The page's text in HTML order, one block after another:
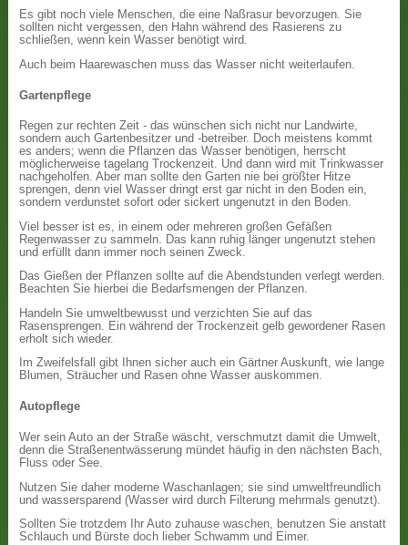
Es gibt noch viele Menschen, die eine Naßrasur bevorzugen. Sie
sollten nicht vergessen, den Hahn während des Rasierens zu
schließen, wenn kein Wasser benötigt wird.
Auch beim Haarewaschen muss das Wasser nicht weiterlaufen.
Gartenpflege
Regen zur rechten Zeit - das wünschen sich nicht nur Landwirte,
sondern auch Gartenbesitzer und -betreiber. Doch meistens kommt
es anders; wenn die Pflanzen das Wasser benötigen, herrscht
möglicherweise tagelang Trockenzeit. Und dann wird mit Trinkwasser
nachgeholfen. Aber man sollte den Garten nie bei größter Hitze
sprengen, denn viel Wasser dringt erst gar nicht in den Boden ein,
sondern verdunstet sofort oder sickert ungenutzt in den Boden.
Viel besser ist es, in einem oder mehreren großen Gefäßen
Regenwasser zu sammeln. Das kann ruhig länger ungenutzt stehen
und erfüllt dann immer noch seinen Zweck.
Das Gießen der Pflanzen sollte auf die Abendstunden verlegt werden.
Beachten Sie hierbei die Bedarfsmengen der Pflanzen.
Handeln Sie umweltbewusst und verzichten Sie auf das
Rasensprengen. Ein während der Trockenzeit gelb gewordener Rasen
erholt sich wieder.
Im Zweifelsfall gibt Ihnen sicher auch ein Gärtner Auskunft, wie lange
Blumen, Sträucher und Rasen ohne Wasser auskommen.
Autopflege
Wer sein Auto an der Straße wäscht, verschmutzt damit die Umwelt,
denn die Straßenentwässerung mündet häufig in den nächsten Bach,
Fluss oder See.
Nutzen Sie daher moderne Waschanlagen; sie sind umweltfreundlich
und wassersparend (Wasser wird durch Filterung mehrmals genutzt).
Sollten Sie trotzdem Ihr Auto zuhause waschen, benutzen Sie anstatt
Schlauch und Bürste doch lieber Schwamm und Eimer.